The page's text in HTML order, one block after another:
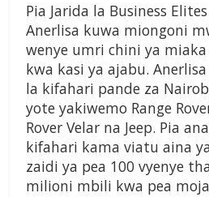
Pia Jarida la Business
Anerlisa kuwa miongoni
wenye umri chini ya
kwa kasi ya ajabu.
la kifahari pande za
yote yakiwemo Range
Rover Velar na Jeep. Pia
kifahari kama viatu aina
zaidi ya pea 100 vyenye
milioni mbili kwa pea